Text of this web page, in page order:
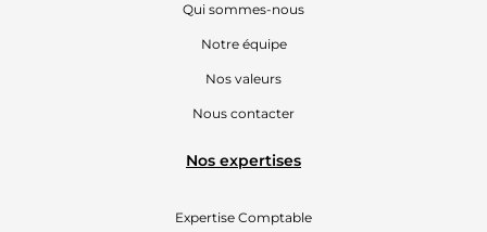
Qui sommes-nous
Notre équipe
Nos valeurs
Nous contacter
Nos expertises
Expertise Comptable